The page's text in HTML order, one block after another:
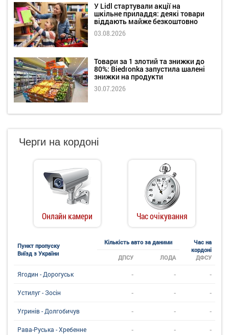
У Lidl стартували акції на
шкільне приладдя: деякі товари
віддають майже безкоштовно
03.08.2026
Товари за 1 злотий та знижки до
80%: Biedronka запустила шалені
знижки на продукти
30.07.2026
Черги на кордоні
Онлайн камери Час очікування
Пункт пропуску
Виїзд з України
Кількість авто за даними
Час на
кордоні
ДФСУ
ДПСУ ЛОДА
Ягодин - Дорогуськ - - -
Устилуг - Зосін - - -
Угринiв - Долгобичув - - -
Рава-Руська - Хребенне - - -